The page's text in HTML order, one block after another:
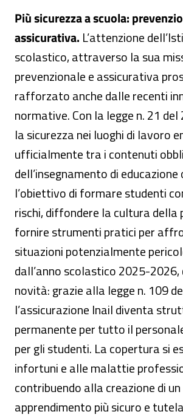
Più sicurezza a scuola:
assicurativa. L’attenzione
scolastico, attraverso la sua
prevenzionale e assicurativa
rafforzato anche dalle recenti
normative.Con la legge n. 21 del
la sicurezza nei luoghi di lavoro
ufficialmente tra i contenuti
dell’insegnamento di educazione
l’obiettivo di formare studenti
rischi, diffondere la cultura della
fornire strumenti pratici per
situazioni potenzialmente
dall’anno scolastico 2025-2026,
novità: grazie alla legge n. 109
l’assicurazione Inail diventa
permanente per tutto il
per gli studenti. La copertura si
infortuni e alle malattie
contribuendo alla creazione di
apprendimento più sicuro e